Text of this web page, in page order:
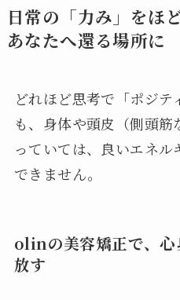
日常の「力み」をほ
あなたへ還る場所に
どれほど思考で「ポジ
も、身体や頭皮（側頭
っていては、良いエネ
できません。
olinの美容矯正で、心
放す